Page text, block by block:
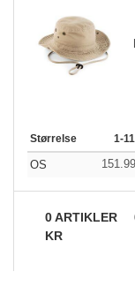
Størrelse 1-11
OS 151.99
0ARTIKLER
KR